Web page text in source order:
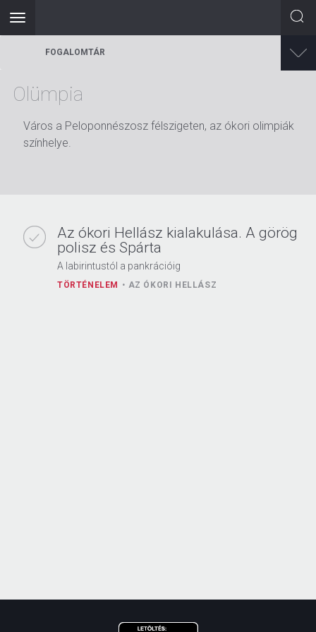
Toggle
navigation
FOGALOMTÁR
Olümpia
Város a Peloponnészosz félszigeten, az ókori olimpiák
színhelye.
Az ókori Hellász kialakulása. A görög
polisz és Spárta
A labirintustól a pankrációig
TÖRTÉNELEM AZ ÓKORI HELLÁSZ